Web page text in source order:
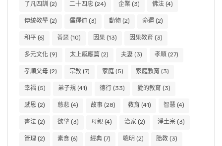
了凡四訓 (2) 二十四忠 (24) 企業 (3) 佛法 (4)
傳統教學 (2) 儒釋道 (3) 動物 (2) 命運 (2)
和平 (6) 善惡 (10) 因果 (13) 因果教育 (3)
多元文化 (9) 太上感應篇 (2) 夫妻 (3) 孝順 (27)
孝順父母 (2) 宗教 (7) 家庭 (5) 家庭教育 (3)
幸福 (5) 弟子規 (41) 德行 (33) 愛的教育 (3)
感恩 (2) 慈悲 (4) 故事 (28) 教育 (41) 智慧 (4)
書法 (2) 欲望 (3) 母親 (4) 治家 (2) 淨土宗 (3)
管理 (2) 素食 (6) 經典 (7) 聰明 (2) 胎教 (3)